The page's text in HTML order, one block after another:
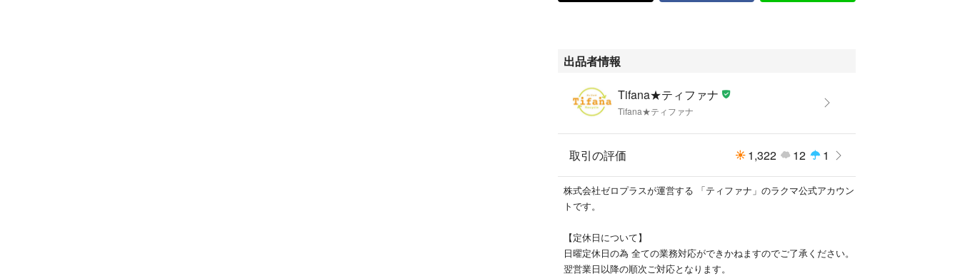
※当店では不定期に価格改定(お値下げ)を実施しております。
誠に恐れ入りますが、それに伴い、お値引き等、価格の交渉について
はお断りさせていただいております。
【他のアイテムを探す】
マ店】で検索いただくと商品一覧が検索いただけます！
出品者情報
Tifana★ティファナ
Tifana★ティファナ
取引の評価 1,322 12 1
株式会社ゼロプラスが運営する 「ティファナ」のラクマ公式アカウン
トです。
【定休日について】
日曜定休日の為 全ての業務対応ができかねますのでご了承ください。
翌営業日以降の順次ご対応となります。